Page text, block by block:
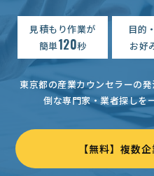
見積もり作業が
簡単120秒
目的
お好
東京都の産業カウンセラーの
倒な専門家・業者探しを
【無料】複数